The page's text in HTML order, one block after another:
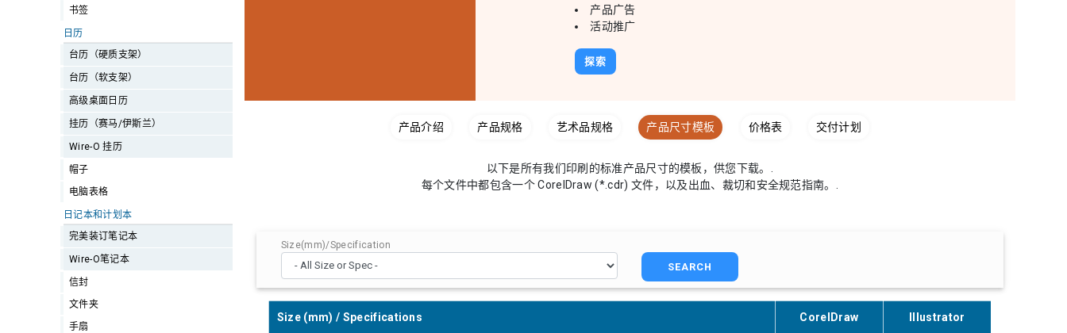
书签
日历
台历（硬质支架）
台历（软支架）
高级桌面日历
挂历（赛马/伊斯兰）
Wire-O 挂历
帽子
电脑表格
日记本和计划本
完美装订笔记本
Wire-O笔记本
信封
文件夹
手扇
产品广告
活动推广
探索
产品介绍 产品规格 艺术品规格 产品尺寸模板 价格表 交付计划
以下是所有我们印刷的标准产品尺寸的模板，供您下载。.
每个文件中都包含一个 CorelDraw (*.cdr) 文件，以及出血、裁切和安全规范指南。.
Size(mm)/Specification
SEARCH
Size (mm) / Specifications CorelDraw Illustrator